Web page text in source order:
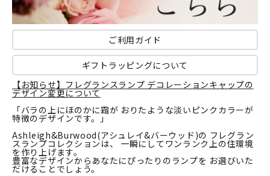
ご利用ガイド
ギフトラッピングについて
【お知らせ】フレグランスランプ デコレーションキャップの
デザイン変更について
「バラの上にほのかに霜が おりたような淡いピンクカラーが
特徴のデザインです。」
Ashleigh&Burwood(アシュレイ&バーウッド)の フレグラン
スランプコレクションは、 一瞬にしてワンランク上の住環境
を作り上げます。
豊富なデザインからあなたにぴったりのランプを お選びいた
だけることでしょう。